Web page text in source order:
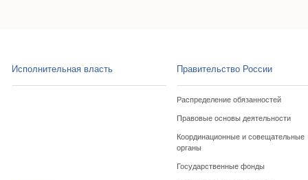
Исполнительная власть Правительство России
Распределение обязанностей
Правовые основы деятельности
Координационные и совещательные
органы
Государственные фонды